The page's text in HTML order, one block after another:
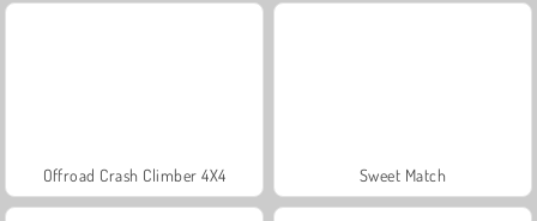
Offroad Crash Climber 4X4 Sweet Match